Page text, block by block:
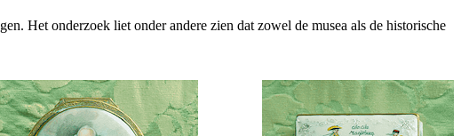
Het onderzoek liet onder andere zien dat zowel de musea als de historische